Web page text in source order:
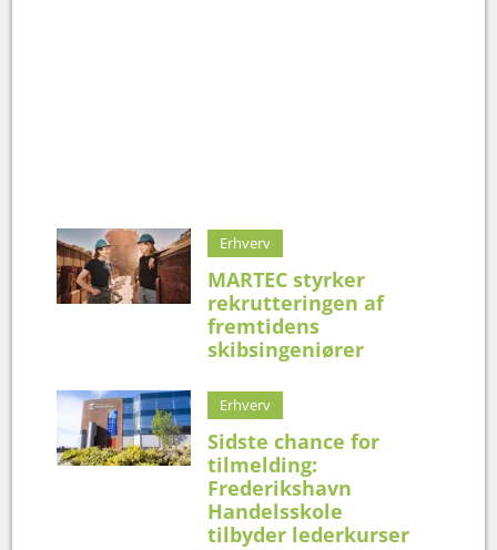
Erhverv
MARTEC styrker
rekrutteringen af
fremtidens
skibsingeniører
Erhverv
Sidste chance for
tilmelding:
Frederikshavn
Handelsskole
tilbyder lederkurser